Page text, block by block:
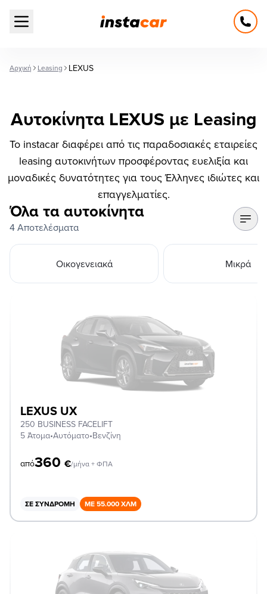
Open main menu
Αρχική Leasing LEXUS
Αυτοκίνητα LEXUS με Leasing
Το instacar διαφέρει από τις παραδοσιακές εταιρείες
leasing αυτοκινήτων προσφέροντας ευελιξία και
μοναδικές δυνατότητες για τους Έλληνες ιδιώτες και
επαγγελματίες.
Όλα τα αυτοκίνητα
4 Αποτελέσματα
Οικογενειακά Μικρά
LEXUS UX
250 BUSINESS FACELIFT
5 Άτομα•Αυτόματο•Βενζίνη
από360 €/μήνα + ΦΠΑ
ΣΕ ΣΥΝΔΡΟΜΉ ΜΕ 55.000 ΧΛΜ